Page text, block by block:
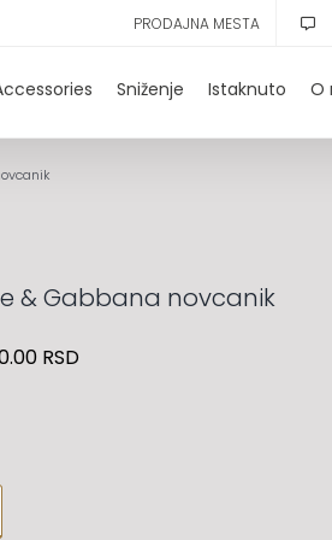
PRODAJNA MESTA
Sniženje Istaknuto O
& Gabbana novcanik
RSD